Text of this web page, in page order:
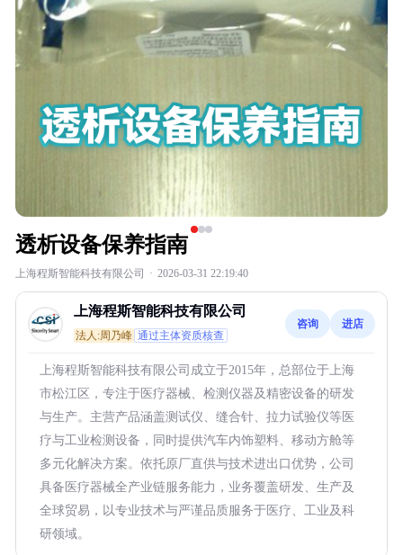
透析设备保养指南
上海程斯智能科技有限公司 · 2026-03-31 22:19:40
上海程斯智能科技有限公司
法人:周乃峰 通过主体资质核查
咨询 进店
上海程斯智能科技有限公司成立于2015年，总部位于上海
市松江区，专注于医疗器械、检测仪器及精密设备的研发
与生产。主营产品涵盖测试仪、缝合针、拉力试验仪等医
疗与工业检测设备，同时提供汽车内饰塑料、移动方舱等
多元化解决方案。依托原厂直供与技术进出口优势，公司
具备医疗器械全产业链服务能力，业务覆盖研发、生产及
全球贸易，以专业技术与严谨品质服务于医疗、工业及科
研领域。